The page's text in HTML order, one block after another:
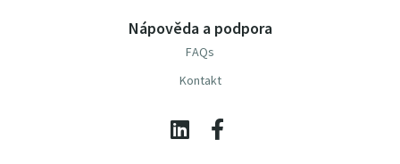
Nápověda a podpora
FAQs
Kontakt